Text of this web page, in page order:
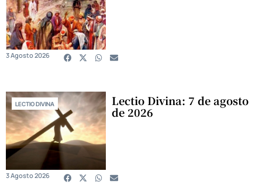
3 Agosto 2026
LECTIO DIVINA Lectio Divina: 7 de agosto
de 2026
3 Agosto 2026